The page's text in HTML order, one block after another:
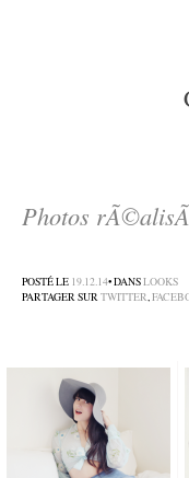
Photos
POSTÉ LE 19.12.14• DANSLOOKS
PARTAGER SURTWITTER,